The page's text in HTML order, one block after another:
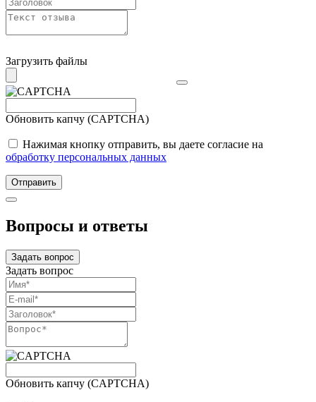
Загрузить файлы
Обновить капчу (CAPTCHA)
Нажимая кнопку отправить, вы даете согласие на
обработку персональных данных
Отправить
Вопросы и ответы
Задать вопрос
Задать вопрос
Обновить капчу (CAPTCHA)